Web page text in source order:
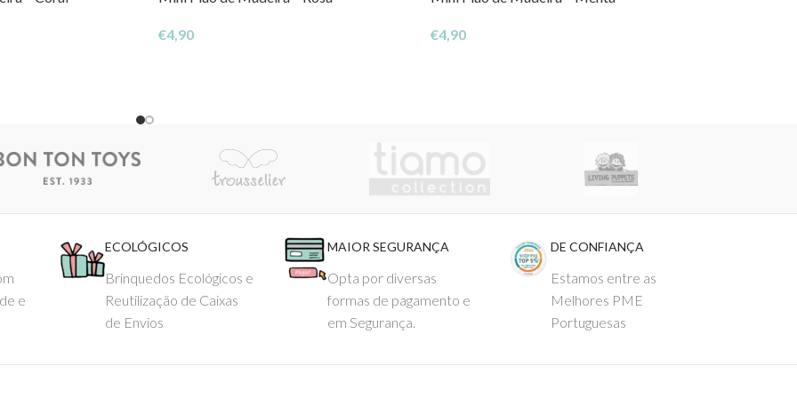
€4,90 €4,90
e
ECOLÓGICOS
Brinquedos Ecológicos e
Reutilização de Caixas
de Envios
MAIOR SEGURANÇA
Opta por diversas
formas de pagamento e
em Segurança.
DE CONFIANÇA
Estamos entre as
Melhores PME
Portuguesas